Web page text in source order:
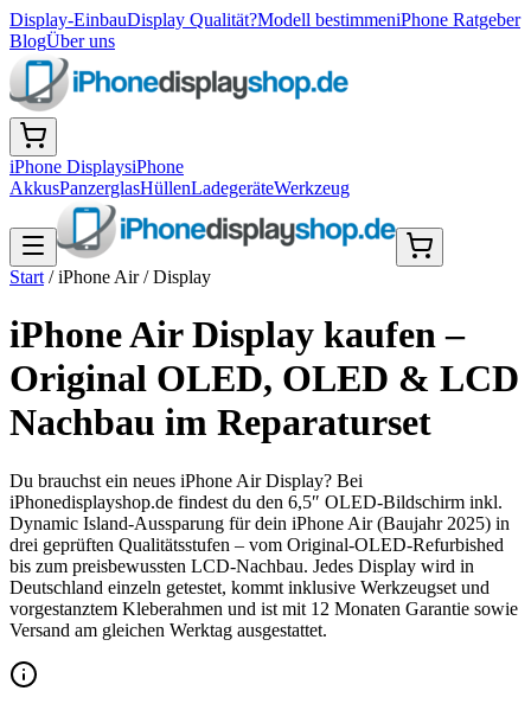
Display-EinbauDisplay Qualität?Modell bestimmeniPhone Ratgeber
BlogÜber uns
iPhone DisplaysiPhone
AkkusPanzerglasHüllenLadegeräteWerkzeug
Start /iPhone Air/Display
iPhone Air Display kaufen –
Original OLED, OLED & LCD
Nachbau im Reparaturset
Du brauchst ein neues iPhone Air Display? Bei
iPhonedisplayshop.de findest du den 6,5″ OLED-Bildschirm inkl.
Dynamic Island-Aussparung für dein iPhone Air (Baujahr 2025) in
drei geprüften Qualitätsstufen – vom Original-OLED-Refurbished
bis zum preisbewussten LCD-Nachbau. Jedes Display wird in
Deutschland einzeln getestet, kommt inklusive Werkzeugset und
vorgestanztem Kleberahmen und ist mit 12 Monaten Garantie sowie
Versand am gleichen Werktag ausgestattet.